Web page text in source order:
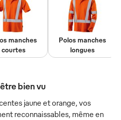
manches
courtes
Polos manches
longues
bien vu
jaune et orange, vos
reconnaissables, même en